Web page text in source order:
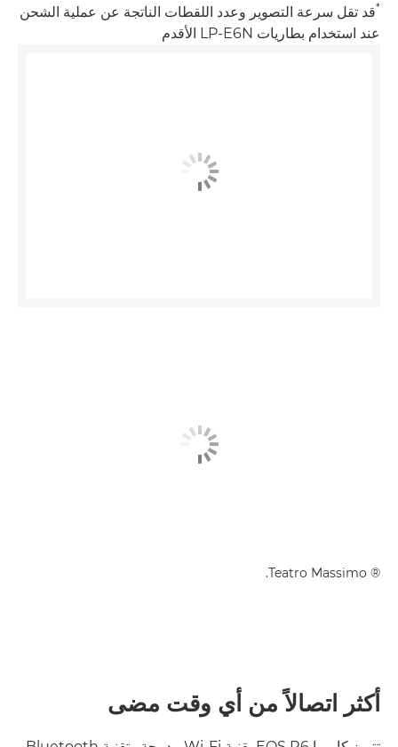
*قد تقل سرعة التصوير وعدد اللقطات الناتجة عن عملية الشحن
عند استخدام بطاريات LP-E6N الأقدم
® Teatro Massimo.
أكثر اتصالاً من أي وقت مضى